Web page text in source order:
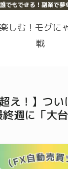
誰でもできる！副業で夢
しむ！モグに
戦
え！】つ
週に「大